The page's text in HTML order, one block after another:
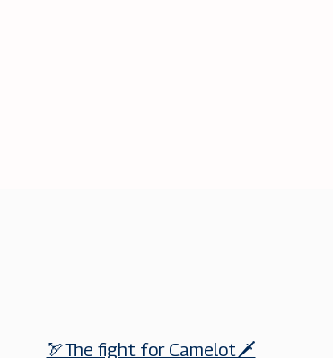
🏹The fight for Camelot🗡️